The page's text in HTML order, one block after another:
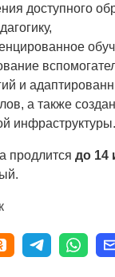
доступного
и
а также
инфраструктуры.
продлится до 14